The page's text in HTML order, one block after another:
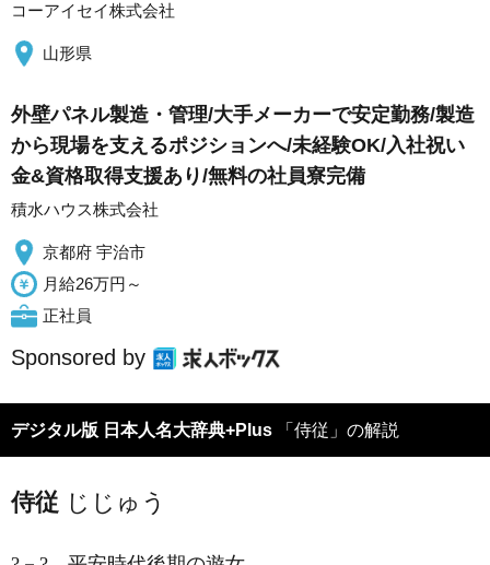
コーアイセイ株式会社
山形県
外壁パネル製造・管理/大手メーカーで安定勤務/製造
から現場を支えるポジションへ/未経験OK/入社祝い
金&資格取得支援あり/無料の社員寮完備
積水ハウス株式会社
京都府 宇治市
月給26万円～
正社員
Sponsored by
デジタル版 日本人名大辞典+Plus 「侍従」の解説
侍従 じじゅう